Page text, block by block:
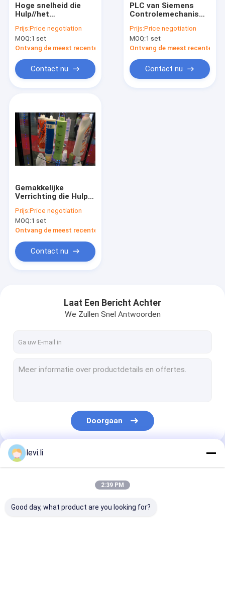
Producten
Ongeveer ons
Fabrieksreis
Nieuws
Verzoek om een Citaat
plastic flessenslag het vormen machine
Verpakkende Hulpmachine
HDPE Slag het Vormen Machine
aangepaste kunststof spuitgieten
kunststof spuitgietmachine
Hoge snelheid die
Hulp//het
Machine Machine
GLB verpakken die
scheuren vouwen
Prijs:Price negotiation
MOQ:1 set
Ontvang de meest recente Prijs
Contact nu
PLC van Siemens
Controlemechanisme
van Stracking van de
Machine
Automatische
Prijs:Price negotiation
MOQ:1 set
Ontvang de meest recente
Contact nu
Gemakkelijke
Verrichting die Hulp
Overdrachtmachine
van de Machinehitte
UV Droge de
verpakken
Prijs:Price negotiation
MOQ:1 set
Ontvang de meest recente Prijs
Contact nu
Laat Een Bericht Achter
We Zullen Snel Antwoorden
Doorgaan
Onze Categorieën
levi.li
2:39 PM
Good day, what product are you looking for?